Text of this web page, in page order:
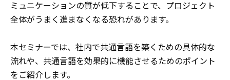
ミュニケーションの質が低下することで、プロジェクト
全体がうまく進まなくなる恐れがあります。
本セミナーでは、社内で共通言語を築くための具体的な
流れや、共通言語を効果的に機能させるためのポイント
をご紹介します。